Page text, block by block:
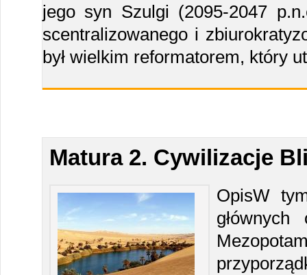
jego syn Szulgi (2095-2047
scentralizowanego i
był wielkim reformatorem, który
Matura 2. Cywilizacje
OpisW